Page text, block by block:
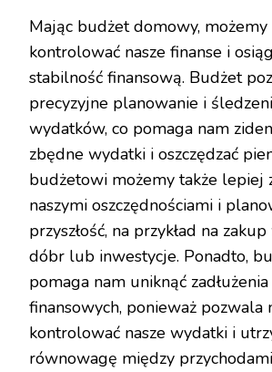
Mając budżet domowy,
kontrolować nasze finanse i
stabilność finansową. Budżet
precyzyjne planowanie i
wydatków, co pomaga nam
zbędne wydatki i oszczędzać
budżetowi możemy także lepiej
naszymi oszczędnościami i
przyszłość, na przykład na
dóbr lub inwestycje. Ponadto,
pomaga nam uniknąć
finansowych, ponieważ pozwala
kontrolować nasze wydatki i
równowagę między